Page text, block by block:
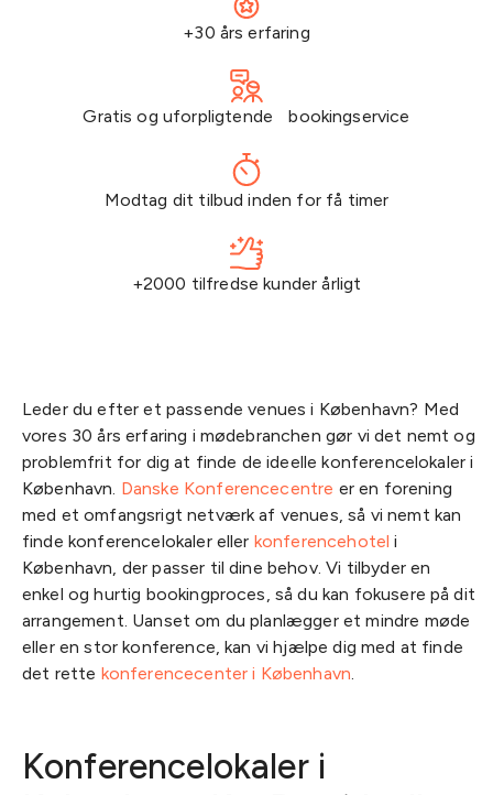
+30 års erfaring
Gratis og uforpligtende bookingservice
Modtag dit tilbud inden for få timer
+2000 tilfredse kunder årligt
Leder du efter et passende venues i København? Med
vores 30 års erfaring i mødebranchen gør vi det nemt og
problemfrit for dig at finde de ideelle konferencelokaler i
København. Danske Konferencecentre er en forening
med et omfangsrigt netværk af venues, så vi nemt kan
finde konferencelokaler eller konferencehotel i
København, der passer til dine behov. Vi tilbyder en
enkel og hurtig bookingproces, så du kan fokusere på dit
arrangement. Uanset om du planlægger et mindre møde
eller en stor konference, kan vi hjælpe dig med at finde
det rette konferencecenter i København.
Konferencelokaler i